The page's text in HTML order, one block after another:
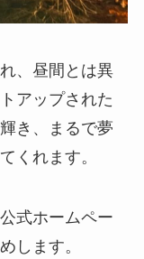
、昼間とは異
アップされた
き、まるで夢
くれます。
式ホームペー
します。